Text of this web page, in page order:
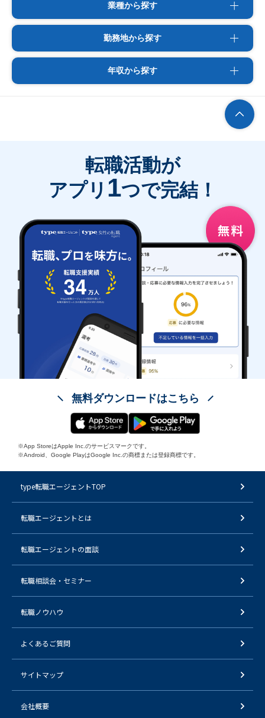
業種から探す
勤務地から探す
年収から探す
転職活動が
アプリ 1つで完結！
無料ダウンロードはこちら
※App StoreはApple Inc.のサービスマークです。
※Android、Google PlayはGoogle Inc.の商標または登録商標です。
type転職エージェントTOP
転職エージェントとは
転職エージェントの面談
転職相談会・セミナー
転職ノウハウ
よくあるご質問
サイトマップ
会社概要